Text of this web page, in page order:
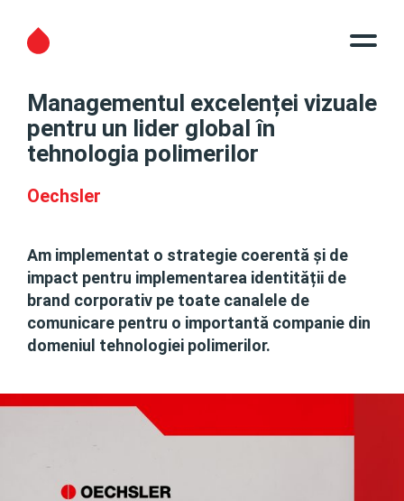
Managementul excelenței vizuale
pentru un lider global în
tehnologia polimerilor
Oechsler
Am implementat o strategie coerentă și de
impact pentru implementarea identității de
brand corporativ pe toate canalele de
comunicare pentru o importantă companie din
domeniul tehnologiei polimerilor.